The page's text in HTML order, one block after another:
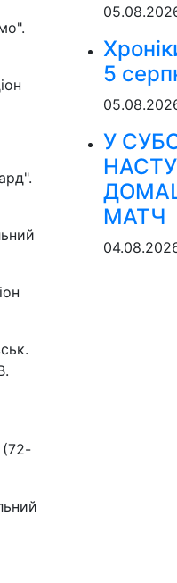
(72-
5
У
МАТЧ